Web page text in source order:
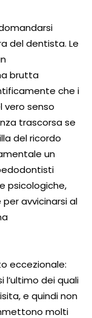
del dentista. Le
brutta
che i
vero senso
trascorsa se
del ricordo
un
psicologiche,
avvicinarsi al
eccezionale:
dei quali
e quindi non
molti